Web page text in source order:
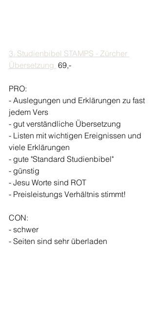
3. Studienbibel STAMPS - Zürcher
Übersetzung 69,-
PRO:
- Auslegungen und Erklärungen zu fast
jedem Vers
- gut verständliche Übersetzung
- Listen mit wichtigen Ereignissen und
viele Erklärungen
- gute "Standard Studienbibel"
- günstig
- Jesu Worte sind ROT
- Preisleistungs Verhältnis stimmt!
CON:
- schwer
- Seiten sind sehr überladen